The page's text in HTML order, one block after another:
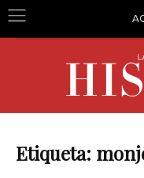
Etiqueta: